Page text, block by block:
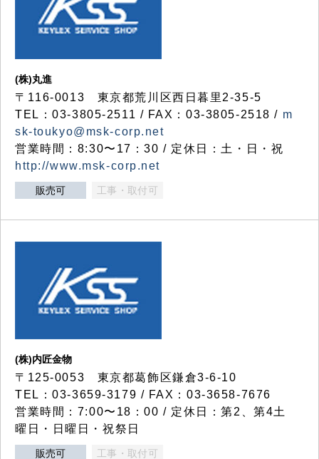
(株)丸進
〒116-0013 東京都荒川区西日暮里2-35-5
TEL：03-3805-2511 / FAX：03-3805-2518 / m
sk-toukyo@msk-corp.net
営業時間：8:30〜17：30 / 定休日：土・日・祝
http://www.msk-corp.net
販売可 工事・取付可
(株)内匠金物
〒125-0053 東京都葛飾区鎌倉3-6-10
TEL：03-3659-3179 / FAX：03-3658-7676
営業時間：7:00〜18：00 / 定休日：第2、第4土
曜日・日曜日・祝祭日
販売可 工事・取付可